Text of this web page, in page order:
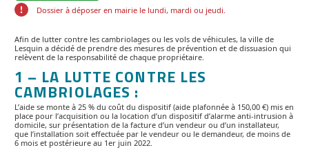
Dossier à déposer en mairie le lundi, mardi ou jeudi.
Afin de lutter contre les cambriolages ou les vols de véhicules, la ville de
Lesquin a décidé de prendre des mesures de prévention et de dissuasion qui
relèvent de la responsabilité de chaque propriétaire.
1 – LA LUTTE CONTRE LES
CAMBRIOLAGES :
L’aide se monte à 25 % du coût du dispositif (aide plafonnée à 150,00 €) mis en
place pour l’acquisition ou la location d’un dispositif d’alarme anti-intrusion à
domicile, sur présentation de la facture d’un vendeur ou d’un installateur,
que l’installation soit effectuée par le vendeur ou le demandeur, de moins de
6 mois et postérieure au 1er juin 2022.